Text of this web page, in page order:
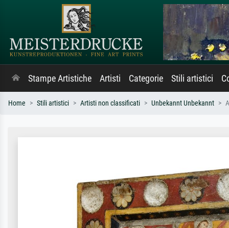
Stampe Artistiche Artisti Categorie Stili artistici
Home Stili artistici Artisti non classificati Unbekannt Unbekannt